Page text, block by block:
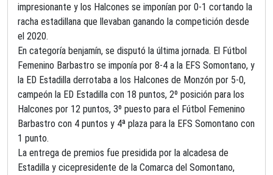
impresionante y los Halcones se imponían por 0-1 cortando la
racha estadillana que llevaban ganando la competición desde
el 2020.
En categoría benjamín, se disputó la última jornada. El Fútbol
Femenino Barbastro se imponía por 8-4 a la EFS Somontano, y
la ED Estadilla derrotaba a los Halcones de Monzón por 5-0,
campeón la ED Estadilla con 18 puntos, 2º posición para los
Halcones por 12 puntos, 3º puesto para el Fútbol Femenino
Barbastro con 4 puntos y 4ª plaza para la EFS Somontano con
1 punto.
La entrega de premios fue presidida por la alcadesa de
Estadilla y cicepresidente de la Comarca del Somontano,